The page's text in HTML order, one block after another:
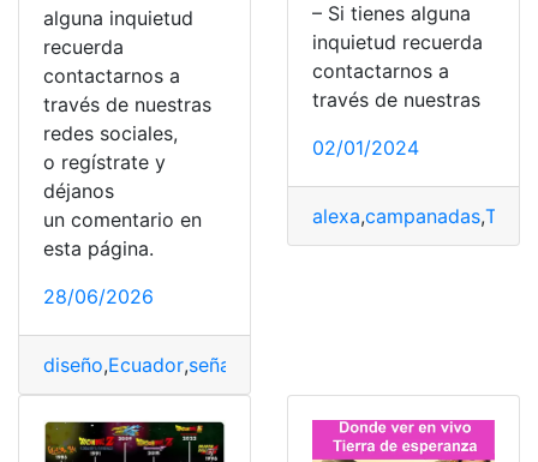
alguna inquietud
recuerda
contactarnos a
través de nuestras
redes sociales,
o regístrate y
déjanos
un comentario en
esta página.
28/06/2026
diseño,Ecuador,señal
– Si tienes alguna
inquietud recuerda
contactarnos a
través de nuestras
02/01/2024
alexa,campanadas,TDT